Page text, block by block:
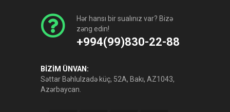
Hər hansı bir sualınız var? Bizə
zəng edin!
+994(99)830-22-88
BİZİM ÜNVAN:
Səttar Bəhlulzadə küç, 52A, Bakı, AZ1043,
Azərbaycan.